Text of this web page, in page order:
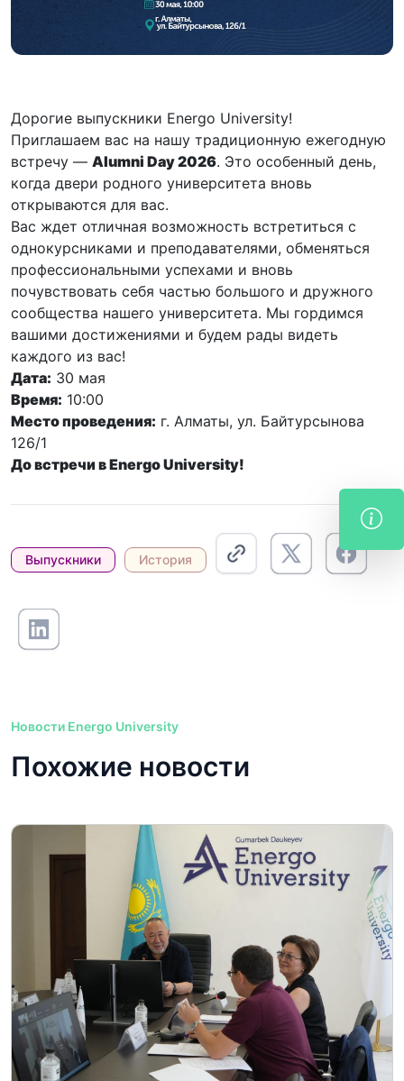
Дорогие выпускники Energo University!
Приглашаем вас на нашу традиционную ежегодную
встречу — Alumni Day 2026. Это особенный день,
когда двери родного университета вновь
открываются для вас.
Вас ждет отличная возможность встретиться с
однокурсниками и преподавателями, обменяться
профессиональными успехами и вновь
почувствовать себя частью большого и дружного
сообщества нашего университета. Мы гордимся
вашими достижениями и будем рады видеть
каждого из вас!
Дата: 30 мая
Время: 10:00
Место проведения: г. Алматы, ул. Байтурсынова
126/1
До встречи в Energo University!
Выпускники История
Новости Energo University
Похожие новости